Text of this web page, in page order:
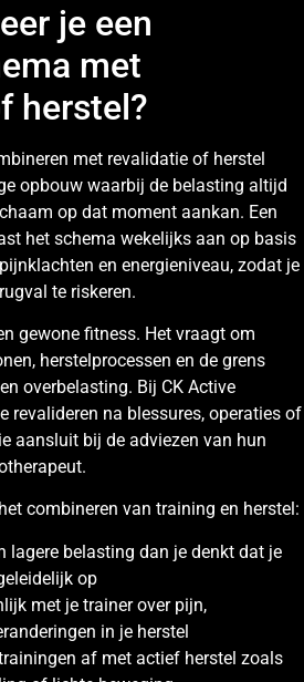
je een
met
herstel?
met revalidatie of herstel
opbouw waarbij de belasting altijd
op dat moment aankan. Een
het schema wekelijks aan op basis
en energieniveau, zodat je
te riskeren.
gewone fitness. Het vraagt om
herstelprocessen en de grens
overbelasting. Bij CK Active
revalideren na blessures, operaties of
aansluit bij de adviezen van hun
combineren van training en herstel:
lagere belasting dan je denkt dat je
op
met je trainer over pijn,
in je herstel
af met actief herstel zoals